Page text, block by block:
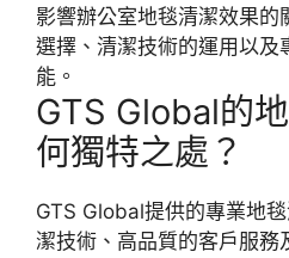
影響辦公室地毯清潔效果的
選擇、清潔技術的運用以及
能。
GTS Global的
何獨特之處？
GTS Global提供的專業地
潔技術、高品質的客戶服務